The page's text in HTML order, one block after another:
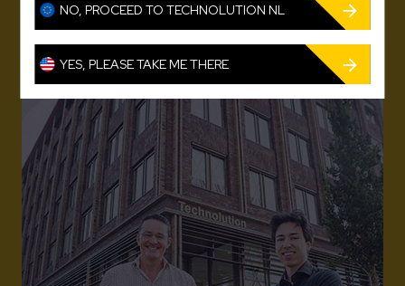
NO, PROCEED TO TECHNOLUTION NL
YES, PLEASE TAKE ME THERE